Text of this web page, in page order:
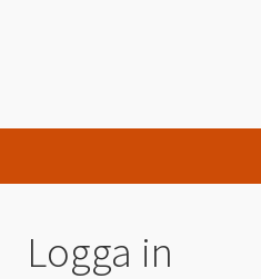
Logga in